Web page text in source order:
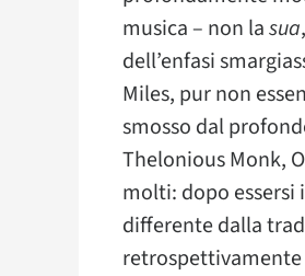
musica – non lasua
dell’enfasi
Miles, pur non
smosso dal
Thelonious Monk,
molti: dopo essersi
differente dalla